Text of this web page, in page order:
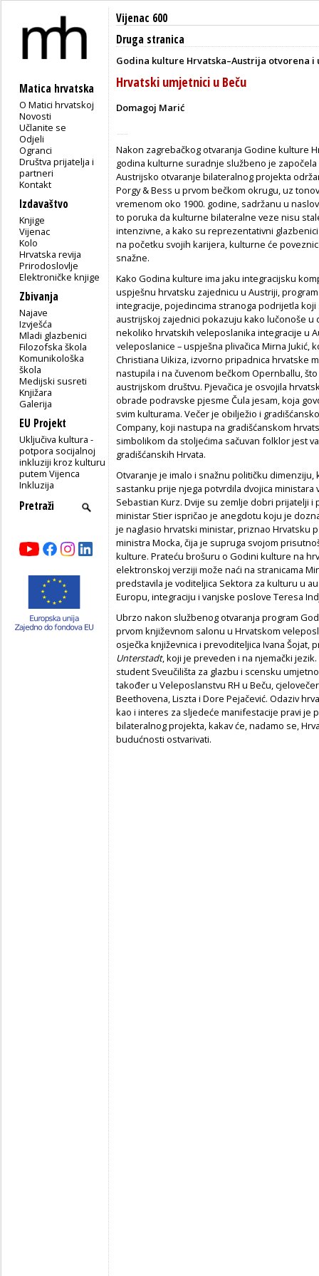
Matica hrvatska
O Matici hrvatskoj
Novosti
Učlanite se
Odjeli
Ogranci
Društva prijatelja i
partneri
Kontakt
Izdavaštvo
Knjige
Vijenac
Kolo
Hrvatska revija
Prirodoslovlje
Elektroničke knjige
Zbivanja
Najave
Izvješća
Mladi glazbenici
Filozofska škola
Komunikološka
škola
Medijski susreti
Knjižara
Galerija
EU Projekt
Uključiva kultura -
potpora socijalnoj
inkluziji kroz kulturu
putem Vijenca
Inkluzija
Vijenac 600
Druga stranica
Godina kulture Hrvatska–Austrija otvorena
Hrvatski umjetnici u Beču
Domagoj Marić
Nakon zagrebačkog otvaranja Godine kulture
godina kulturne suradnje službeno je
Austrijsko otvaranje bilateralnog projekta
Porgy & Bess u prvom bečkom okrugu, uz
vremenom oko 1900. godine, sadržanu u
to poruka da kulturne bilateralne veze nisu
intenzivne, a kako su reprezentativni
na početku svojih karijera, kulturne će
snažne.
Kako Godina kulture ima jaku integracijsku
uspješnu hrvatsku zajednicu u Austriji,
integracije, pojedincima stranoga podrijetla
austrijskoj zajednici pokazuju kako lučonoše
nekoliko hrvatskih veleposlanika integracije u
veleposlanice – uspješna plivačica Mirna Jukić,
Christiana Uikiza, izvorno pripadnica hrvatske
nastupila i na čuvenom bečkom Opernballu,
austrijskom društvu. Pjevačica je osvojila
obrade podravske pjesme Čula jesam, koja
svim kulturama. Večer je obilježio i
Company, koji nastupa na gradišćanskom
simbolikom da stoljećima sačuvan folklor jest
gradišćanskih Hrvata.
Otvaranje je imalo i snažnu političku
sastanku prije njega potvrdila dvojica ministara
Sebastian Kurz. Dvije su zemlje dobri prijatelji i
ministar Stier ispričao je anegdotu koju je
je naglasio hrvatski ministar, priznao Hrvatsku
ministra Mocka, čija je supruga svojom
kulture. Prateću brošuru o Godini kulture na
elektronskoj verziji može naći na stranicama
predstavila je voditeljica Sektora za kulturu u
Europu, integraciju i vanjske poslove Teresa
Ubrzo nakon službenog otvaranja program
prvom književnom salonu u Hrvatskom
osječka književnica i prevoditeljica Ivana Šojat,
Unterstadt, koji je preveden i na njemački
student Sveučilišta za glazbu i scensku
također u Veleposlanstvu RH u Beču,
Beethovena, Liszta i Dore Pejačević. Odaziv
kao i interes za sljedeće manifestacije pravi je
bilateralnog projekta, kakav će, nadamo se,
budućnosti ostvarivati.